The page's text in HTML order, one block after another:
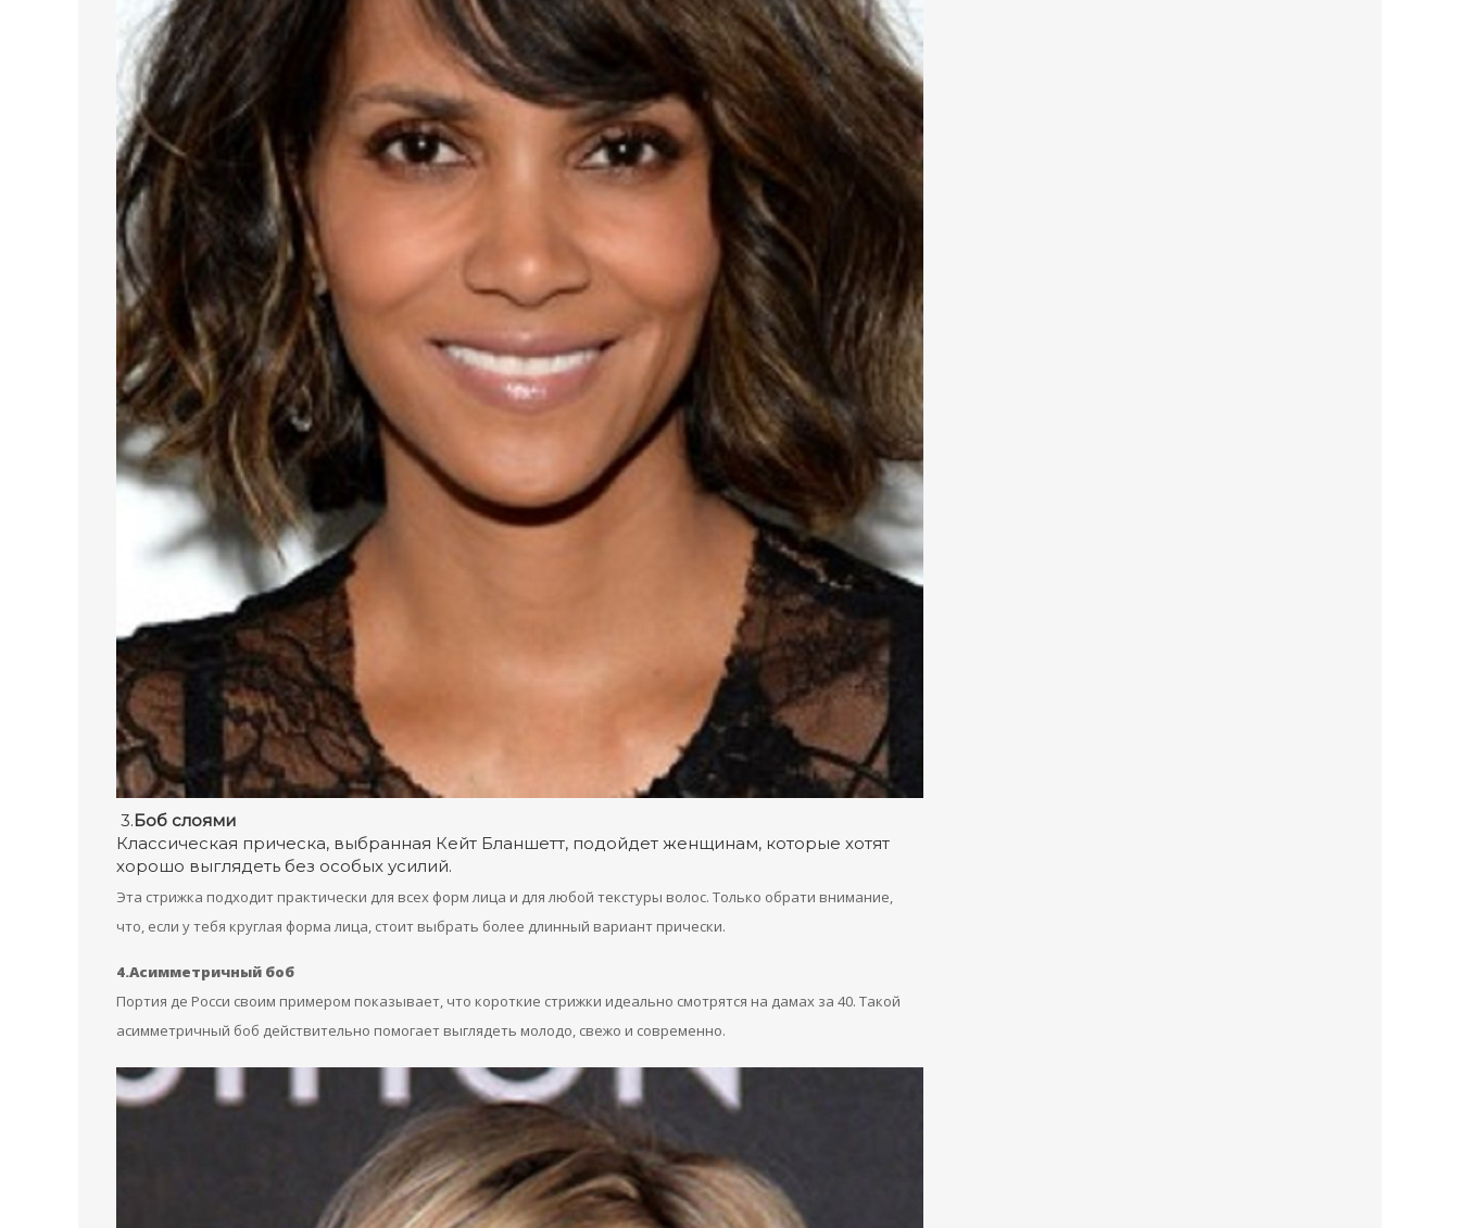
3.Боб слоями
Классическая прическа, выбранная Кейт Бланшетт, подойдет женщинам, которые хотят
хорошо выглядеть без особых усилий.
Эта стрижка подходит практически для всех форм лица и для любой текстуры волос. Только обрати внимание,
что, если у тебя круглая форма лица, стоит выбрать более длинный вариант прически.
4.Асимметричный боб
Портия де Росси своим примером показывает, что короткие стрижки идеально смотрятся на дамах за 40. Такой
асимметричный боб действительно помогает выглядеть молодо, свежо и современно.